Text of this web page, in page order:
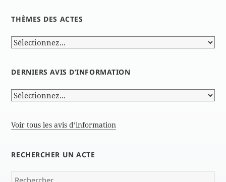
THÈMES DES ACTES
DERNIERS AVIS D’INFORMATION
Voir tous les avis d’information
RECHERCHER UN ACTE
Rechercher :